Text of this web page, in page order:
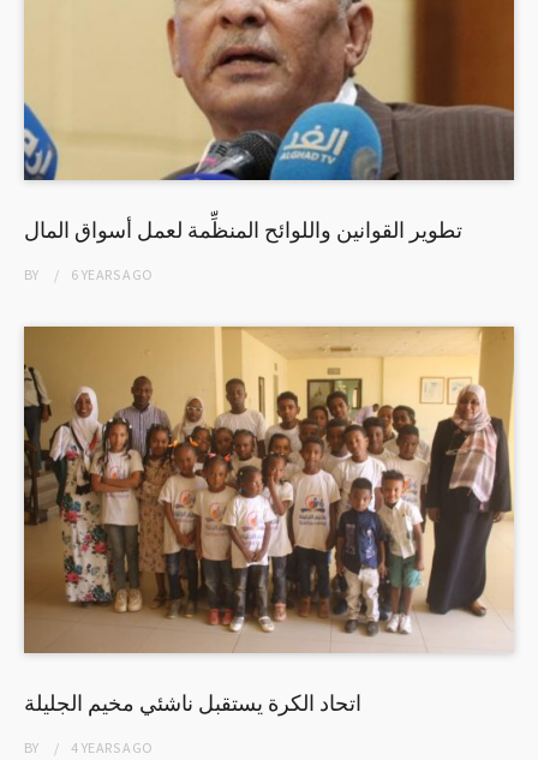
تطوير القوانين واللوائح المنظِّمة لعمل أسواق المال
BY 6 YEARSAGO
اتحاد الكرة يستقبل ناشئي مخيم الجليلة
BY 4 YEARSAGO